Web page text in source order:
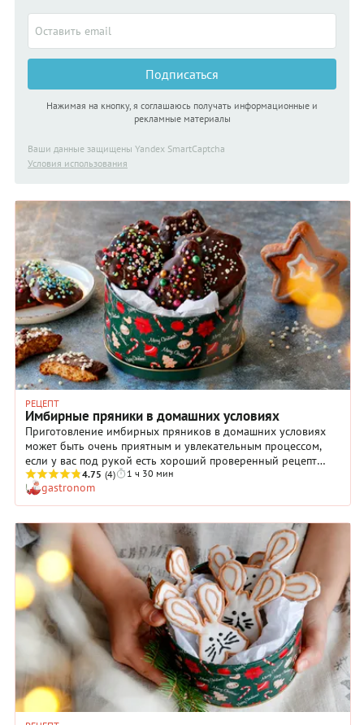
Подписаться
Нажимая на кнопку, я соглашаюсь получать информационные и
рекламные материалы
Ваши данные защищены Yandex SmartCaptcha
Условия использования
РЕЦЕПТ
Имбирные пряники в домашних условиях
Приготовление имбирных пряников в домашних условиях
может быть очень приятным и увлекательным процессом,
если у вас под рукой есть хороший проверенный рецепт
теста. Принимайте: мы готовы с радостью поделиться
именно таким! Хотите — ешьте пряники просто для
удовольствия, хотите — дарите их друзьям по поводу и без,
а хотите — украшайте им новогоднюю елку. Умудренные
кулинарным опытом хозяйки сооружают из имбирного теста
заснеженные сладкие домики или рождественские
календари, которые поражают воображение своей
затейливостью. Если же вам до таких вершин еще очень
далеко, просто приготовьте пряники по нашему рецепту:
получится очень красиво и вкусно!
4.75 (4) 1 ч 30 мин
gastronom